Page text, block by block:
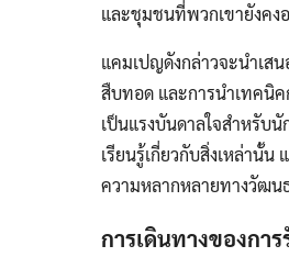
และชุมชนที่พวกเขายังค
แคมเปญดังกล่าวจะนำเส
สืบทอด และการนำเทคนิค
เป็นแรงบันดาลใจสำหรับ
เรียนรู้เกี่ยวกับสิ่งเหล่านั้
ความหลากหลายทางวัฒน
การเดินทางของกา